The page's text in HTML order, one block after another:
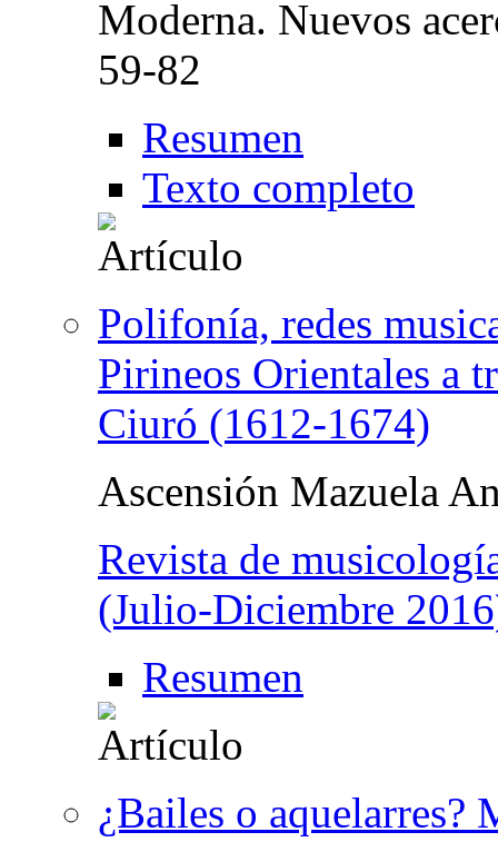
Moderna. Nuevos
59-82
Resumen
Texto completo
Polifonía, redes
Pirineos Orientales a
Ciuró (1612-1674)
Ascensión Mazuela
Revista de
(Julio-Diciembre
Resumen
¿Bailes o aquelarres?